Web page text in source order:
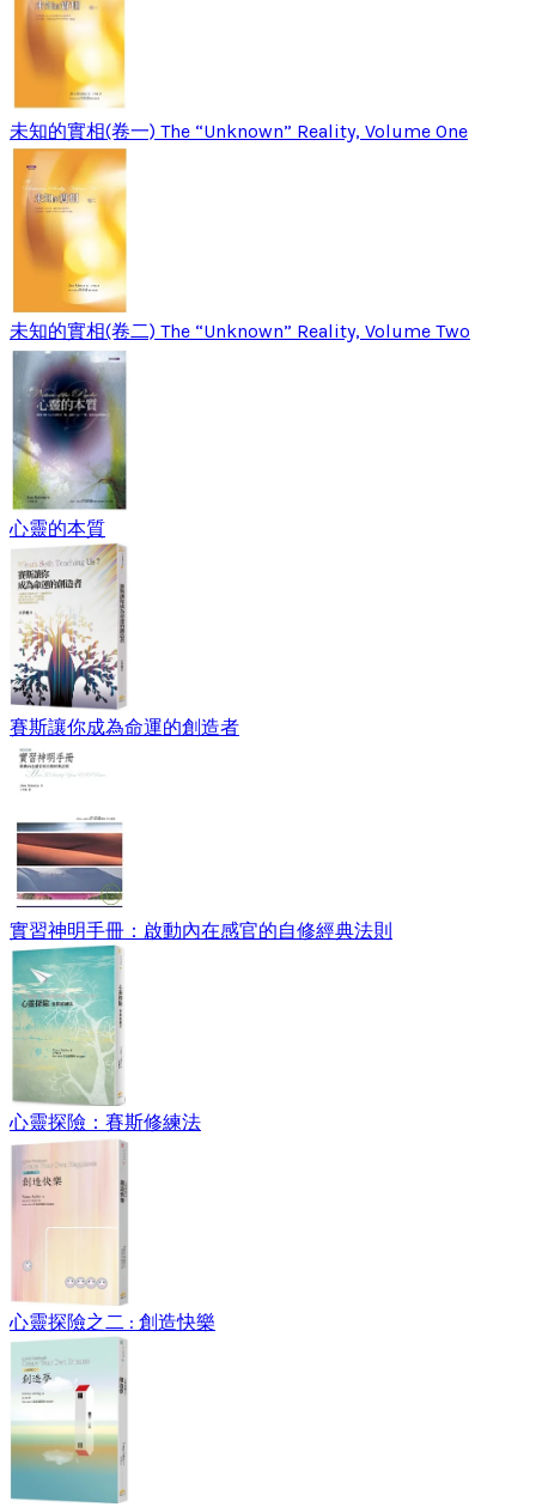
未知的實相(卷一) The “Unknown” Reality, Volume One
未知的實相(卷二) The “Unknown” Reality, Volume Two
心靈的本質
賽斯讓你成為命運的創造者
實習神明手冊：啟動內在感官的自修經典法則
心靈探險：賽斯修練法
心靈探險之二 : 創造快樂